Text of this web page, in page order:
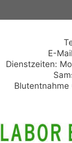
E-
Dienstzeiten: